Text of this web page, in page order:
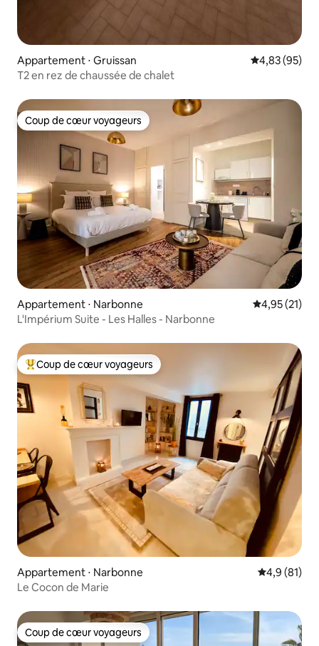
Appartement ⋅ Gruissan Évaluation
4,83 (95)
T2 en rez de chaussée de chalet
Coup de cœur voyageurs
Coup de cœur voyageurs
Appartement ⋅ Narbonne Évaluation
4,95 (21)
L'Impérium Suite - Les Halles - Narbonne
Coups de cœur voyageurs les plus appréciés
Coup de cœur voyageurs
Appartement ⋅ Narbonne Évaluation
4,9 (81)
Le Cocon de Marie
Coup de cœur voyageurs
Coup de cœur voyageurs